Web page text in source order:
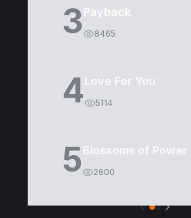
3Payback
8465
4Love For You
5114
5Blossoms of Power
2600